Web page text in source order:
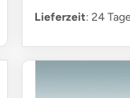
Lieferzeit: 24 Tage